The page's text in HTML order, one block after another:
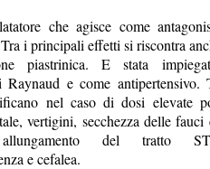
che agisce come
i principali effetti si riscontra
piastrinica. E stata
Raynaud e come antipertensivo.
nel caso di dosi elevate
vertigini, secchezza delle fauci
allungamento del tratto
e cefalea.